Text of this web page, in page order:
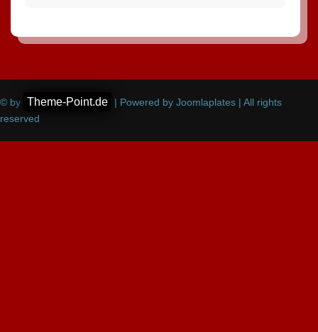
© by Theme-Point.de
| Powered by Joomlaplates | All rights
reserved